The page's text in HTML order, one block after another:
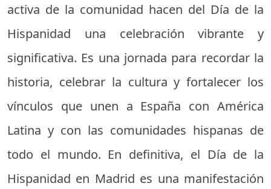
activa de la comunidad hacen del Día de la
Hispanidad una celebración vibrante y
significativa. Es una jornada para recordar la
historia, celebrar la cultura y fortalecer los
vínculos que unen a España con América
Latina y con las comunidades hispanas de
todo el mundo. En definitiva, el Día de la
Hispanidad en Madrid es una manifestación